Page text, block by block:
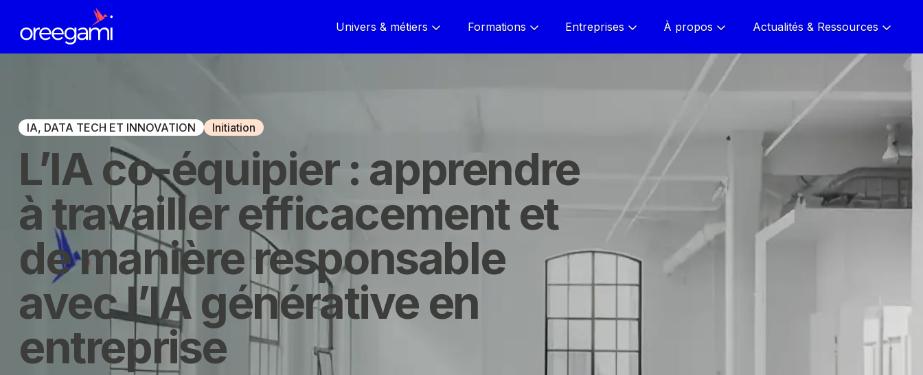
Univers & métiers Formations Entreprises À propos Actualités & Ressources
IA, DATA TECH ET INNOVATION Initiation
L’IA co-équipier : apprendre
à travailler efficacement et
de manière responsable
avec l’IA générative en
entreprise